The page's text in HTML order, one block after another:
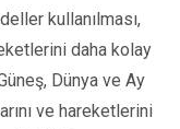
kullanılması,
daha kolay
Dünya ve Ay
ve hareketlerini